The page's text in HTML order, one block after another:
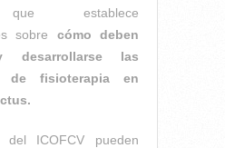
que establece
sobre cómo deben
desarrollarse las
de fisioterapia en
del ICOFCV pueden